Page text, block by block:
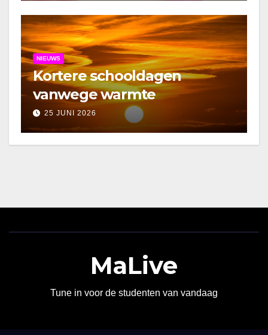
NIEUWS
Kortere schooldagen
vanwege warmte
25 JUNI 2026
MaLive
Tune in voor de studenten van vandaag